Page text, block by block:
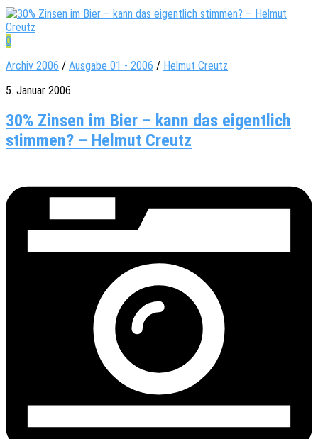
0
Archiv 2006 / Ausgabe 01 - 2006 / Helmut Creutz
5. Januar 2006
30% Zinsen im Bier – kann das eigentlich
stimmen? – Helmut Creutz